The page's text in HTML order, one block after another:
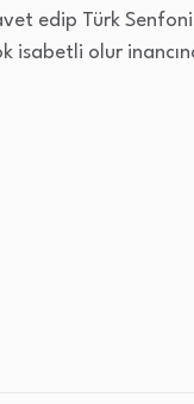
edip Türk
isabetli olur